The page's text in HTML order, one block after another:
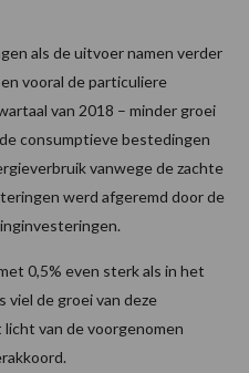
als de uitvoer namen verder
vooral de particuliere
van 2018 – minder groei
consumptieve bestedingen
vanwege de zachte
werd afgeremd door de
0,5% even sterk als in het
viel de groei van deze
van de voorgenomen